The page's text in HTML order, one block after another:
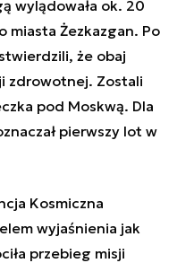
wylądowała ok. 20
miasta Żezkazgan. Po
że obaj
zdrowotnej. Zostali
pod Moskwą. Dla
pierwszy lot w
Kosmiczna
wyjaśnienia jak
przebieg misji